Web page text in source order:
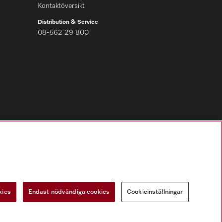
Kontaktöversikt
Distribution & Service
08-562 29 800
Endast nödvändiga cookies Cookieinställningar